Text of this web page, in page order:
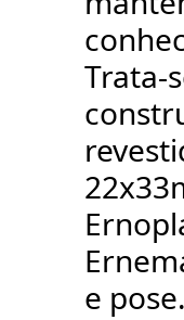
Trata-
e pose.